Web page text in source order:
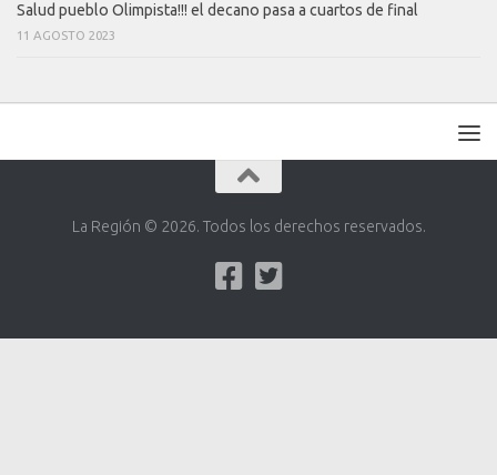
Salud pueblo Olimpista!!! el decano pasa a cuartos de final
11 AGOSTO 2023
La Región © 2026. Todos los derechos reservados.